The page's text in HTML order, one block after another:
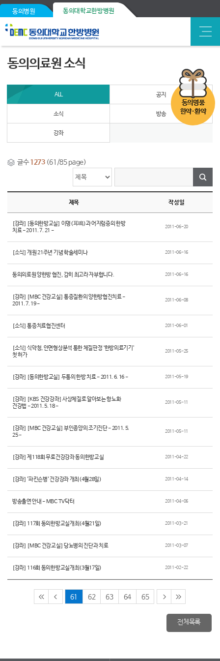
동의병원 동의대학교한방병원
동의명품
한약·환약
동의의료원 소식
ALL 공지
소식 방송
강좌
글수1273 (61/85 page)
제목 작성일
[강좌] [동의한방교실] 이명(耳鳴)과 어지럼증의 한방
치료 - 2011. 7. 21 -
2011-06-20
[소식] 개원 21주년 기념 학술세미나 2011-06-16
동의의료원 양한방 협진, 감히 최고라 자부합니다. 2011-06-16
[강좌] [MBC 건강교실] 통증질환의 양한방협진치료 -
2011. 7. 19 -
2011-06-08
[소식] 통증치료협진센터 2011-06-01
[소식] 식약청, 안면형상분석 통한 체질판정 ‘한방의료기기’
첫 허가
2011-05-25
[강좌] [동의한방교실] 두통의 한방 치료 - 2011. 6. 16 - 2011-05-19
[강좌] [KBS 건강강좌] 사상체질로 알아보는 항노화
건강법 - 2011. 5. 18 -
2011-05-11
[강좌] [MBC 건강교실] 부인종양의 조기진단 - 2011. 5.
25 -
2011-05-11
[강좌] 제118회 무료건강강좌 동의한방교실 2011-04-22
[강좌] '파킨슨병' 건강강좌 개최(4월28일) 2011-04-14
방송출연 안내 - MBC TV닥터 2011-04-06
[강좌] 117회 동의한방교실개최(4월21일) 2011-03-21
[강좌] [MBC 건강교실] 당뇨병의 진단과 치료 2011-03-07
[강좌] 116회 동의한방교실개최(3월17일) 2011-02-22
61 62 63 64 65
전체목록